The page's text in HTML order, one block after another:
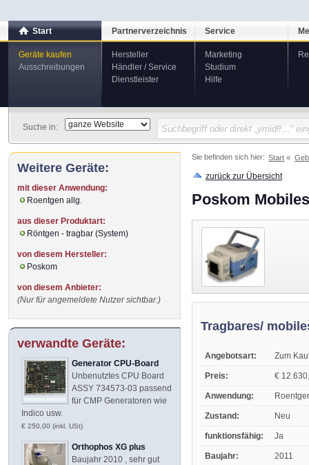
Start
Geräte kaufen
Ausschreibungen
Partnerverzeichnis
Hersteller
Händler / Service
Dienstleister
Service
Marketing
Studium
Hilfe
Suche in:
Sie befinden sich hier: Start
zurück zur Übersicht
Poskom
Tragbares/
Angebotsart: Zum
Preis: €
Anwendung:
Zustand: Neu
funktionsfähig: Ja
Baujahr: 2011
Weitere Geräte:
mit dieser Anwendung:
Roentgen allg.
aus dieser Produktart:
Röntgen - tragbar (System)
von diesem Hersteller:
Poskom
von diesem Anbieter:
(Nur für angemeldete Nutzer sichtbar.)
verwandte Geräte:
Generator CPU-Board
Unbenutztes CPU Board
ASSY 734573-03 passend
für CMP Generatoren wie
Indico usw.
€ 250,00 (inkl. USt)
Orthophos XG plus
Baujahr 2010 , sehr gut